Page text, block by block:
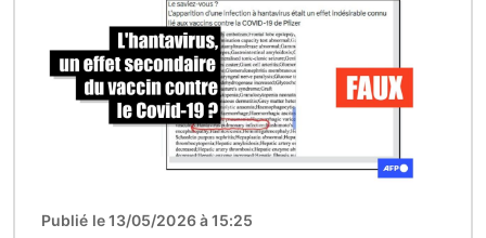
Publié le 13/05/2026 à 15:25